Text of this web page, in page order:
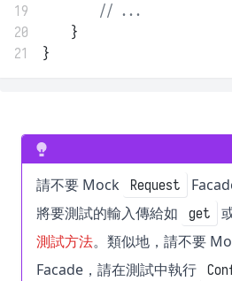
19
// ...
20
    }
21
}
請不要 Mock Request
將要測試的輸入傳給如
get
測試方法。類似地，請不要
Facade，請在測試中執行